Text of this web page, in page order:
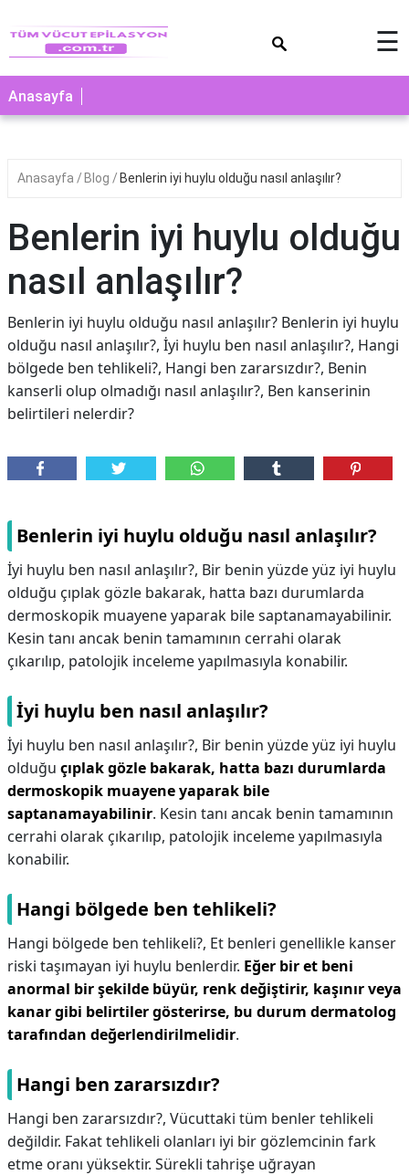
☰
Anasayfa
Anasayfa Blog Benlerin iyi huylu olduğu nasıl anlaşılır?
Benlerin iyi huylu olduğu
nasıl anlaşılır?
Benlerin iyi huylu olduğu nasıl anlaşılır? Benlerin iyi huylu
olduğu nasıl anlaşılır?, İyi huylu ben nasıl anlaşılır?, Hangi
bölgede ben tehlikeli?, Hangi ben zararsızdır?, Benin
kanserli olup olmadığı nasıl anlaşılır?, Ben kanserinin
belirtileri nelerdir?
Benlerin iyi huylu olduğu nasıl anlaşılır?
İyi huylu ben nasıl anlaşılır?, Bir benin yüzde yüz iyi huylu
olduğu çıplak gözle bakarak, hatta bazı durumlarda
dermoskopik muayene yaparak bile saptanamayabilinir.
Kesin tanı ancak benin tamamının cerrahi olarak
çıkarılıp, patolojik inceleme yapılmasıyla konabilir.
İyi huylu ben nasıl anlaşılır?
İyi huylu ben nasıl anlaşılır?, Bir benin yüzde yüz iyi huylu
olduğu çıplak gözle bakarak, hatta bazı durumlarda
dermoskopik muayene yaparak bile
saptanamayabilinir. Kesin tanı ancak benin tamamının
cerrahi olarak çıkarılıp, patolojik inceleme yapılmasıyla
konabilir.
Hangi bölgede ben tehlikeli?
Hangi bölgede ben tehlikeli?, Et benleri genellikle kanser
riski taşımayan iyi huylu benlerdir. Eğer bir et beni
anormal bir şekilde büyür, renk değiştirir, kaşınır veya
kanar gibi belirtiler gösterirse, bu durum dermatolog
tarafından değerlendirilmelidir.
Hangi ben zararsızdır?
Hangi ben zararsızdır?, Vücuttaki tüm benler tehlikeli
değildir. Fakat tehlikeli olanları iyi bir gözlemcinin fark
etme oranı yüksektir. Sürekli tahrişe uğrayan